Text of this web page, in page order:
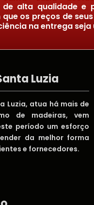
de alta qualidade e
os preços de
na entrega
Luzia
Luzia, atua há mais de
de madeiras, vem
período um esforço
da melhor forma
e fornecedores.